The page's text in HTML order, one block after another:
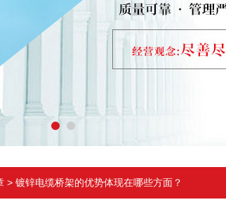
> 镀锌电缆桥架的优势体现在哪些方面？